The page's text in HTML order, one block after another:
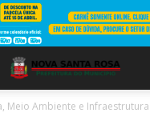
Meio Ambiente e Infraestrutura